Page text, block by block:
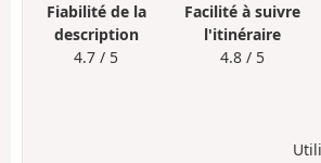
Fiabilité de la
description
4.7 / 5
Facilité à suivre
l'itinéraire
4.8 / 5